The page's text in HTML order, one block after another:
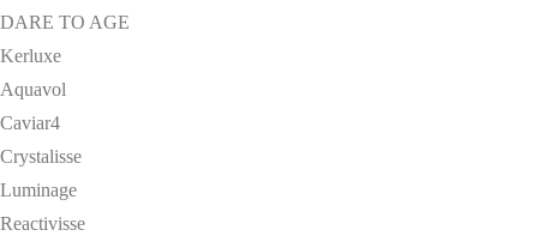
DARE TO AGE
Kerluxe
Aquavol
Caviar4
Crystalisse
Luminage
Reactivisse